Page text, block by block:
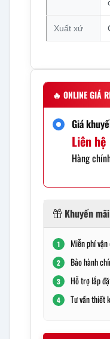
Xuất xứ
🔥 ONLINE GIÁ
Giá
Liên hệ
Hàng
Khuyến
1 Miễn phí
2 Bảo hành
3 Hỗ trợ lắp
4 Tư vấn thiết